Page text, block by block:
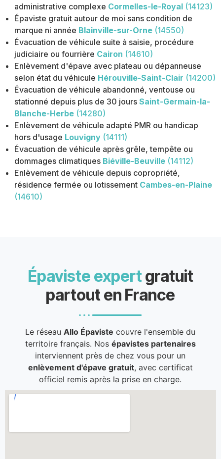
administrative complexe Cormelles-le-Royal (14123)
Épaviste gratuit autour de moi sans condition de
marque ni année Blainville-sur-Orne (14550)
Évacuation de véhicule suite à saisie, procédure
judiciaire ou fourrière Cairon (14610)
Enlèvement d'épave avec plateau ou dépanneuse
selon état du véhicule Hérouville-Saint-Clair (14200)
Évacuation de véhicule abandonné, ventouse ou
stationné depuis plus de 30 jours Saint-Germain-la-
Blanche-Herbe (14280)
Enlèvement de véhicule adapté PMR ou handicap
hors d'usage Louvigny (14111)
Évacuation de véhicule après grêle, tempête ou
dommages climatiques Biéville-Beuville (14112)
Enlèvement de véhicule depuis copropriété,
résidence fermée ou lotissement Cambes-en-Plaine
(14610)
Épaviste expert gratuit
partout en France
Le réseauAllo Épaviste couvre l'ensemble du
territoire français. Nos épavistes partenaires
interviennent près de chez vous pour un
enlèvement d'épave gratuit, avec certificat
officiel remis après la prise en charge.